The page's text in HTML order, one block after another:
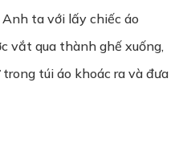
ta với lấy chiếc áo
vắt qua thành ghế xuống,
túi áo khoác ra và đưa